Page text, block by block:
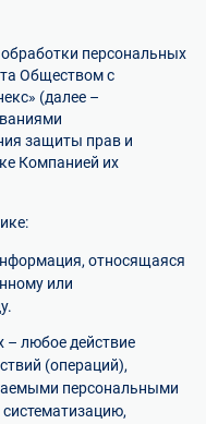
персональных
Обществом с
(далее –
защиты прав и
Компанией их
относящаяся
или
любое действие
(операций),
персональными